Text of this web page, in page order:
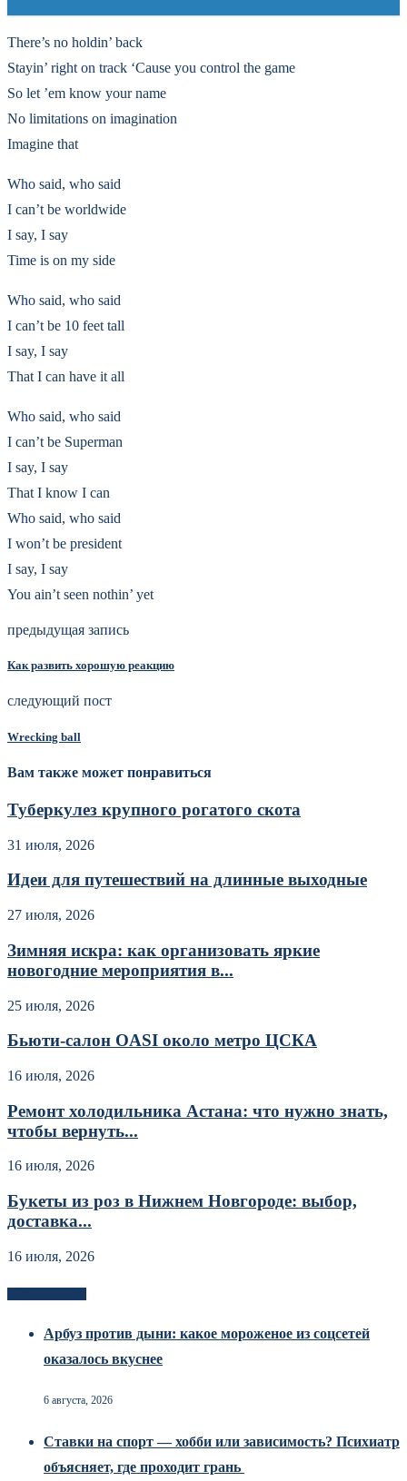
There’s no holdin’ back
Stayin’ right on track ‘Cause you control the game
So let ’em know your name
No limitations on imagination
Imagine that
Who said, who said
I can’t be worldwide
I say, I say
Time is on my side
Who said, who said
I can’t be 10 feet tall
I say, I say
That I can have it all
Who said, who said
I can’t be Superman
I say, I say
That I know I can
Who said, who said
I won’t be president
I say, I say
You ain’t seen nothin’ yet
предыдущая запись
Как развить хорошую реакцию
следующий пост
Wrecking ball
Вам также может понравиться
Туберкулез крупного рогатого скота
31 июля, 2026
Идеи для путешествий на длинные выходные
27 июля, 2026
Зимняя искра: как организовать яркие
новогодние мероприятия в...
25 июля, 2026
Бьюти-салон OASI около метро ЦСКА
16 июля, 2026
Ремонт холодильника Астана: что нужно знать,
чтобы вернуть...
16 июля, 2026
Букеты из роз в Нижнем Новгороде: выбор,
доставка...
16 июля, 2026
Арбуз против дыни: какое мороженое из соцсетей
оказалось вкуснее
6 августа, 2026
Ставки на спорт — хобби или зависимость? Психиатр
объясняет, где проходит грань